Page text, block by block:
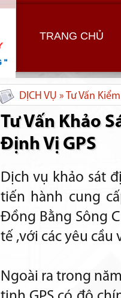
TRANG CHỦ
DỊCH VỤ » Tư Vấn
Tư Vấn Khảo
Định Vị GPS
Dịch vụ khảo sát
tiến hành cung
Đồng Bằng Sông
tế ,với các yêu cầu
Ngoài ra trong